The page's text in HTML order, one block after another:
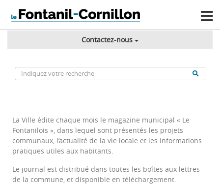
Contactez-nous
La Ville édite chaque mois le magazine municipal « Le
Fontanilois », dans lequel sont présentés les projets
communaux, l’actualité de la vie locale et les informations
pratiques utiles aux habitants.
Le journal est distribué dans toutes les boîtes aux lettres
de la commune, et disponible en téléchargement.